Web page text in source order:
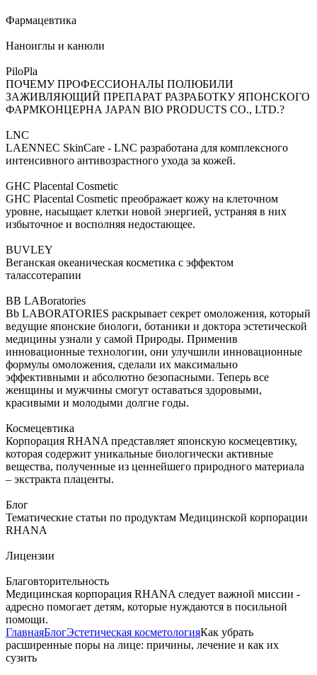
Фармацевтика
Наноиглы и канюли
PiloPla
ПОЧЕМУ ПРОФЕССИОНАЛЫ ПОЛЮБИЛИ
ЗАЖИВЛЯЮЩИЙ ПРЕПАРАТ РАЗРАБОТКУ ЯПОНСКОГО
ФАРМКОНЦЕРНА JAPAN BIO PRODUCTS CO., LTD.?
LNC
LAENNEC SkinCare - LNC разработана для комплексного
интенсивного антивозрастного ухода за кожей.
GHC Placental Cosmetic
GHC Placental Cosmetic преображает кожу на клеточном
уровне, насыщает клетки новой энергией, устраняя в них
избыточное и восполняя недостающее.
BUVLEY
Веганская океаническая косметика с эффектом
талассотерапии
BB LABoratories
Bb LABORATORIES раскрывает секрет омоложения, который
ведущие японские биологи, ботаники и доктора эстетической
медицины узнали у самой Природы. Применив
инновационные технологии, они улучшили инновационные
формулы омоложения, сделали их максимально
эффективными и абсолютно безопасными. Теперь все
женщины и мужчины смогут оставаться здоровыми,
красивыми и молодыми долгие годы.
Космецевтика
Корпорация RHANA представляет японскую космецевтику,
которая содержит уникальные биологически активные
вещества, полученные из ценнейшего природного материала
– экстракта плаценты.
Блог
Тематические статьи по продуктам Медицинской корпорации
RHANA
Лицензии
Благовторительность
Медицинская корпорация RHANA следует важной миссии -
адресно помогает детям, которые нуждаются в посильной
помощи.
ГлавнаяБлогЭстетическая косметологияКак убрать
расширенные поры на лице: причины, лечение и как их
сузить